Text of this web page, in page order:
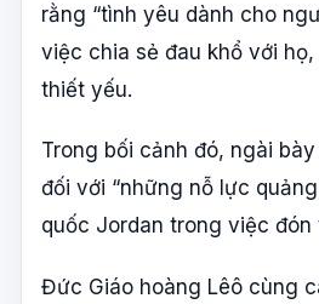
rằng “tình yêu dành cho
việc chia sẻ đau khổ với
thiết yếu.
Trong bối cảnh đó, ngài
đối với “những nỗ lực
quốc Jordan trong việc đón
Đức Giáo hoàng Lêô cùng